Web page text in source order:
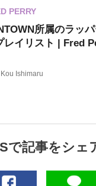
PERRY
所属のラッ
レイリスト | Fred
Kou Ishimaru
で記事をシェ